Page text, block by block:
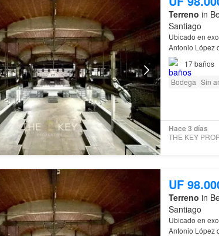
Terreno in
Santiago
Ubicado en
Antonio López
17baños
Bodega Sin
Hace 3 días
UF
Terreno in
Santiago
Ubicado en
Antonio López